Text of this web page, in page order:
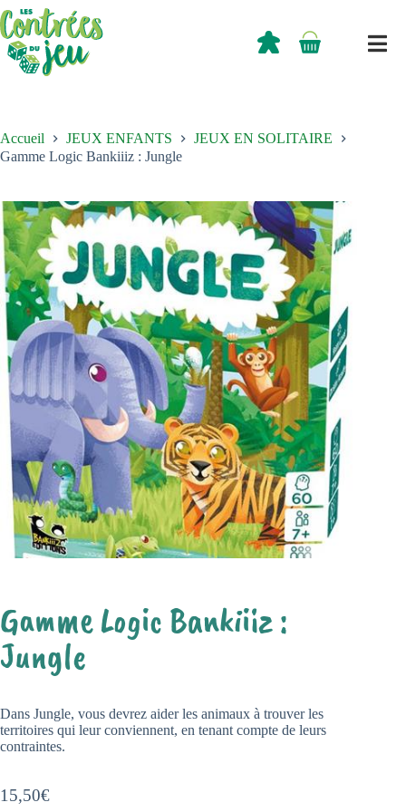
Passer
au
contenu
Panier
0,00
Accueil JEUX ENFANTS
JEUX EN SOLITAIRE
Gamme Logic Bankiiiz : Jungle
Gamme Logic Bankiiiz :
Jungle
15,50€
Dans Jungle, vous devrez aider les animaux à trouver les
territoires qui leur conviennent, en tenant compte de leurs
contraintes.